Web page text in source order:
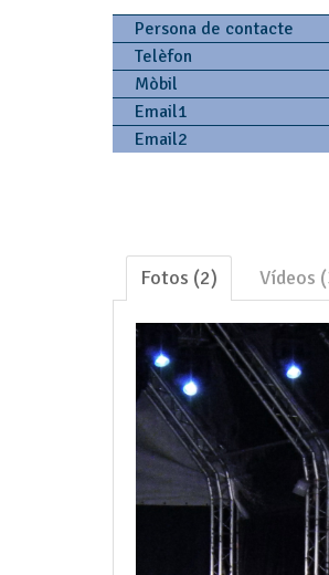
Persona de contacte
Telèfon
Mòbil
Email1
Email2
Fotos (2) Vídeos